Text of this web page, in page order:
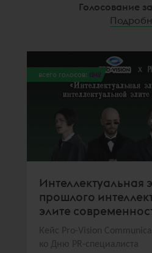
Голосование
всего голосов: 1242
Интеллектуальная
прошлого
элите
Кейс Pro-Vision
ко Дню PR-специалиста